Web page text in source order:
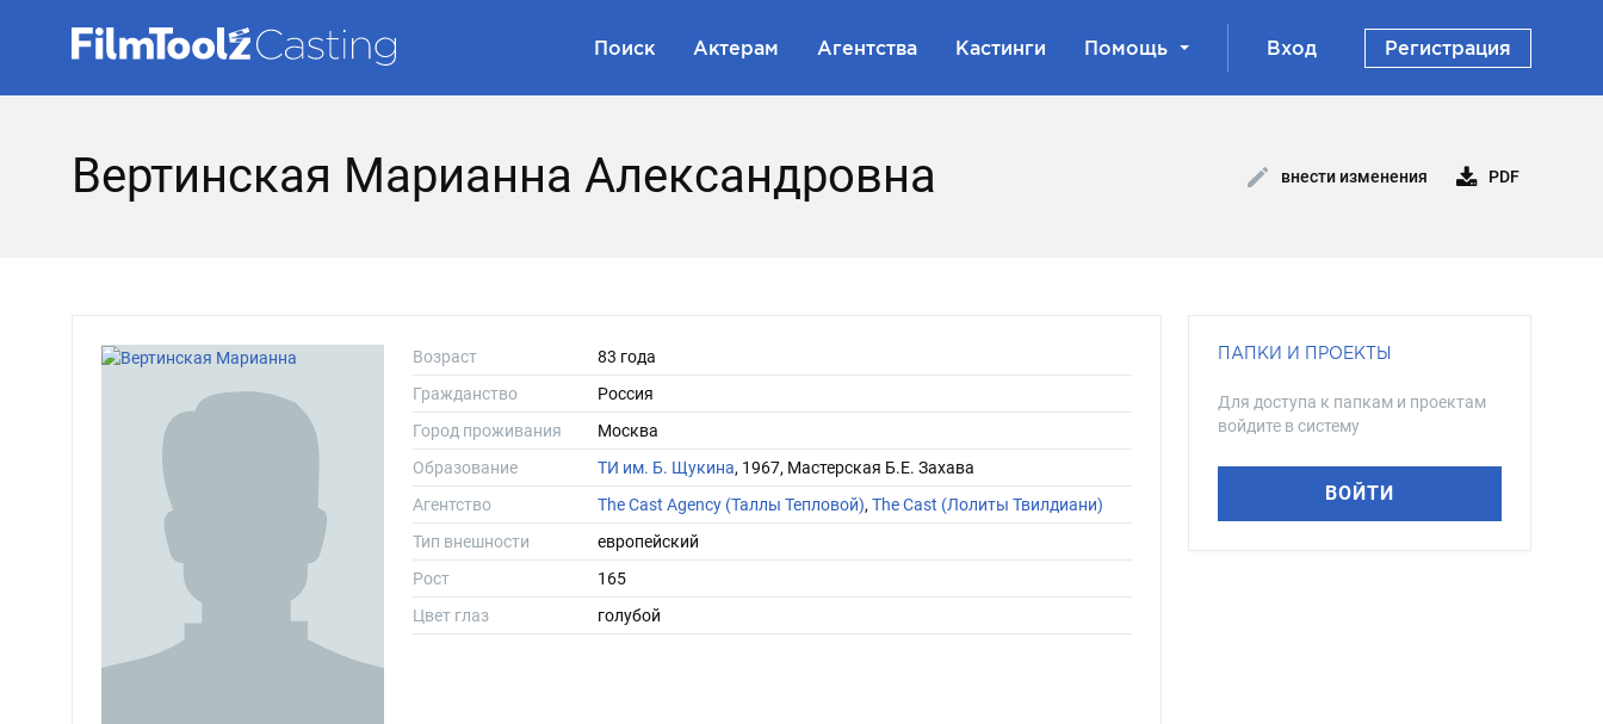
Поиск Актерам Агентства Кастинги Помощь Вход Регистрация
Вертинская Марианна Александровна внести изменения PDF
Возраст
83 года
Гражданство
Россия
Город проживания
Москва
Образование
ТИ им. Б. Щукина, 1967, Мастерская Б.Е. Захава
Агентство
The Cast Agency (Таллы Тепловой), The Cast (Лолиты Твилдиани)
Тип внешности
европейский
Рост
165
Цвет глаз
голубой
ПАПКИ И ПРОЕКТЫ
Для доступа к папкам и проектам
войдите в систему
ВОЙТИ